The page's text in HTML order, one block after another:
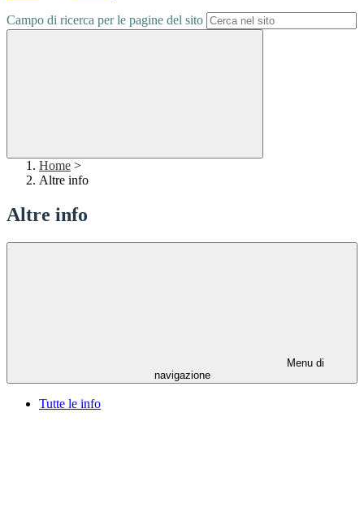
Campo di ricerca per le pagine del sito
Home >
Altre info
Altre info
Menu di
navigazione
Tutte le info